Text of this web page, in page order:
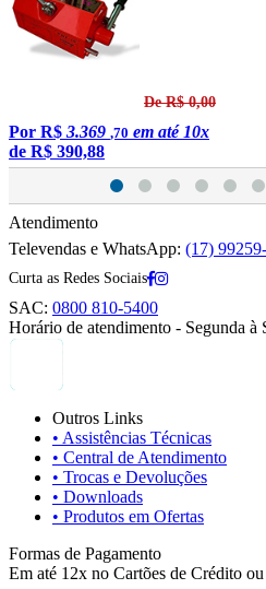
De R$ 0,00
Por R$ 3.369 ,70 em até 10x
de R$ 390,88
Atendimento
Televendas e WhatsApp: (17)
Curta as Redes Sociais
SAC: 0800 810-5400
Horário de atendimento - Segunda à
Outros Links
• Assistências Técnicas
• Central de Atendimento
• Trocas e Devoluções
• Downloads
• Produtos em Ofertas
Formas de Pagamento
Em até 12x no Cartões de Crédito